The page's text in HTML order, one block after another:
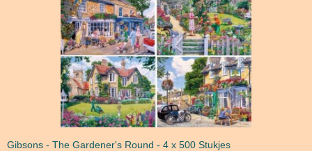
Gibsons - The Gardener's Round - 4 x 500 Stukjes